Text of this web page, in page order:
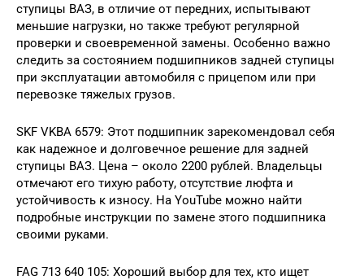
ступицы ВАЗ, в отличие от передних, испытывают
меньшие нагрузки, но также требуют регулярной
проверки и своевременной замены. Особенно важно
следить за состоянием подшипников задней ступицы
при эксплуатации автомобиля с прицепом или при
перевозке тяжелых грузов.
SKF VKBA 6579: Этот подшипник зарекомендовал себя
как надежное и долговечное решение для задней
ступицы ВАЗ. Цена – около 2200 рублей. Владельцы
отмечают его тихую работу, отсутствие люфта и
устойчивость к износу. На YouTube можно найти
подробные инструкции по замене этого подшипника
своими руками.
FAG 713 640 105: Хороший выбор для тех, кто ищет